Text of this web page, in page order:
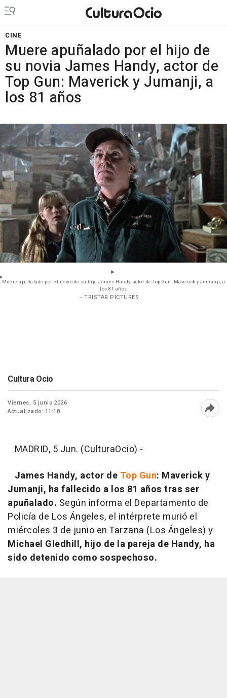
CINE
Muere apuñalado por el hijo de
su novia James Handy, actor de
Top Gun: Maverick y Jumanji, a
los 81 años
Muere apuñalado por el novio de su hija James Handy, actor de Top Gun: Maverick y Jumanji, a
los 81 años
- TRISTAR PICTURES
Cultura Ocio
Viernes, 5 junio 2026
Actualizado: 11:18
MADRID, 5 Jun. (CulturaOcio) -
James Handy, actor de Top Gun: Maverick y
Jumanji, ha fallecido a los 81 años tras ser
apuñalado. Según informa el Departamento de
Policía de Los Ángeles, el intérprete murió el
miércoles 3 de junio en Tarzana (Los Ángeles) y
Michael Gledhill, hijo de la pareja de Handy, ha
sido detenido como sospechoso.